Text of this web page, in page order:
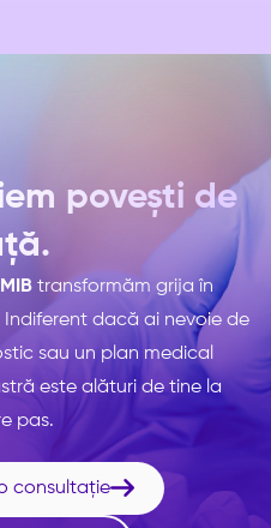
povești de
transformăm grija în
dacă ai nevoie de
sau un plan medical
este alături de tine la
pas.
consultație